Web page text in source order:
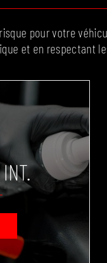
pour votre
et en respectant